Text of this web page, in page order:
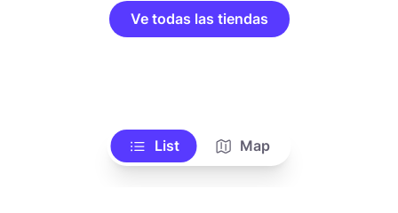
Ve todas las tiendas
List Map